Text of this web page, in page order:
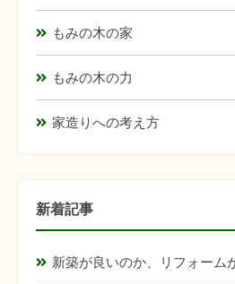
もみの木の家
もみの木の力
家造りへの考え方
新着記事
新築が良いのか、リフォーム